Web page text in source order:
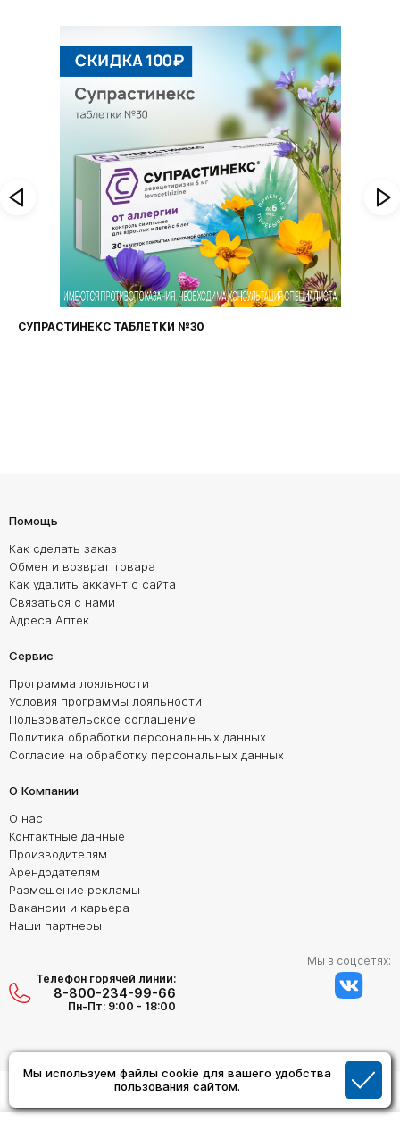
Мы используем файлы cookie для вашего удобства
пользования сайтом.
СУПРАСТИНЕКС ТАБЛЕТКИ №30
Помощь
Как сделать заказ
Обмен и возврат товара
Как удалить аккаунт с сайта
Связаться с нами
Адреса Аптек
Сервис
Программа лояльности
Условия программы лояльности
Пользовательское соглашение
Политика обработки персональных данных
Согласие на обработку персональных данных
О Компании
О нас
Контактные данные
Производителям
Арендодателям
Размещение рекламы
Вакансии и карьера
Наши партнеры
Телефон горячей линии:
8-800-234-99-66
Пн-Пт: 9:00 - 18:00
Мы в соцсетях: